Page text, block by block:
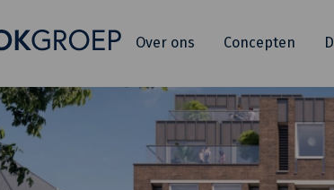
Over ons Concepten